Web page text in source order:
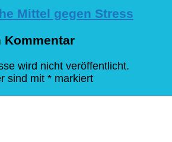
Mittel gegen Stress
Kommentar
wird nicht veröffentlicht.
sind mit * markiert